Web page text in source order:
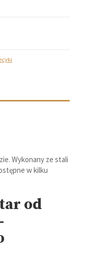
Wykonany ze stali
w kilku
od